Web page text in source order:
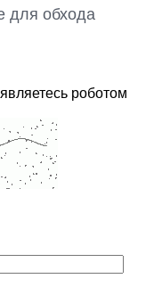
для обхода
роботом